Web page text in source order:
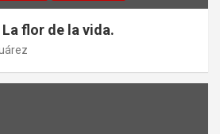
La flor de la vida.